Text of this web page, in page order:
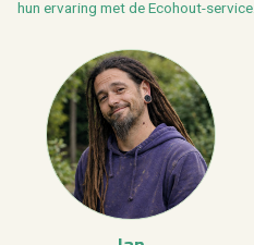
hun ervaring met de Ecohout-service.